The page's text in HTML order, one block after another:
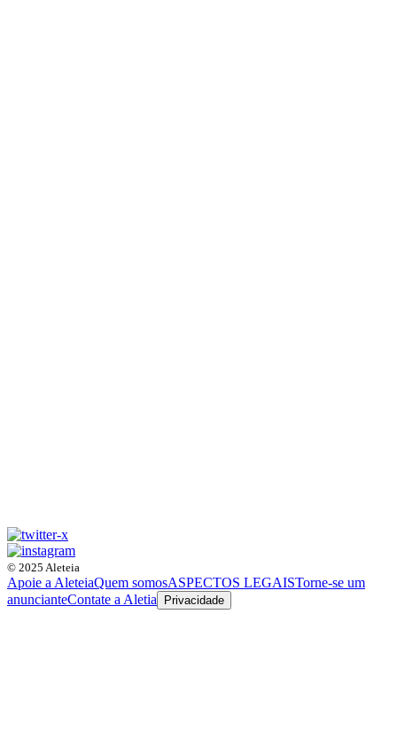
© 2025 Aleteia
Apoie a AleteiaQuem somosASPECTOS LEGAISTorne-se um
anuncianteContate a Aletia Privacidade